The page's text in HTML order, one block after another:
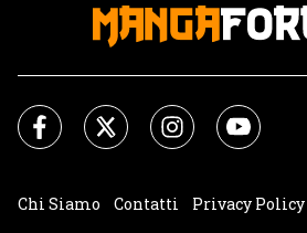
Chi Siamo Contatti Privacy Policy